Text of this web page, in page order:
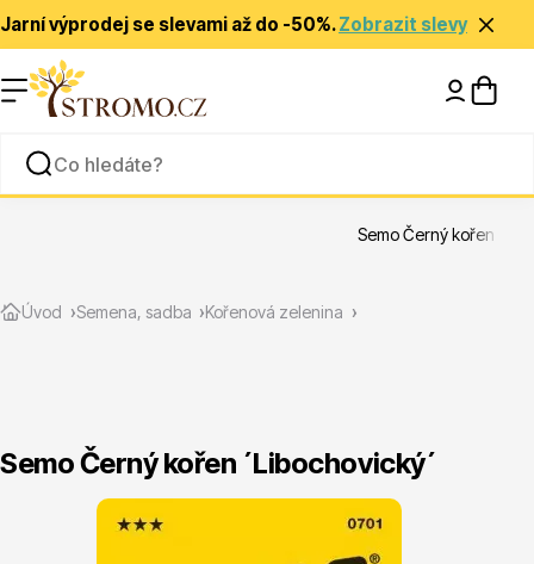
Jarní výprodej se slevami až do -50%.Zobrazit slevy
Rady a tipy
Zlevněné
Jehličnany
Úvod Semena, sadba Kořenová zelenina
Semo Černý kořen
Semo Černý kořen ´Libochovický´